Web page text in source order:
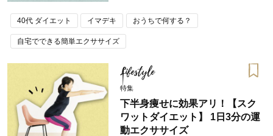
40代 ダイエット イマデキ おうちで何する？
自宅でできる簡単エクササイズ
Lifestyle
特集
下半身痩せに効果アリ！【スク
ワットダイエット】 1日3分の運
動エクササイズ